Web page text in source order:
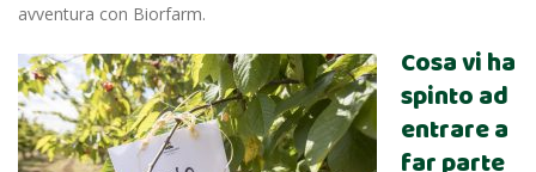
avventura con Biorfarm.
Cosa vi ha
spinto ad
entrare a